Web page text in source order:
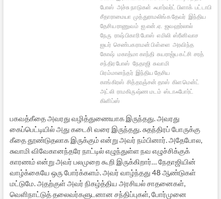
போஸ் அச்சு நாடுகள் ஃபார்வர்ட் பிளாக் பட்டாபி
சீதாராமையா முத்துராமலிங்க தேவர் இந்திய
தேசிய ராணுவம் ஐ.என்.ஏ. ஜவஹர்லால்
நேரு ராஷ் பிகாரி போஸ் எமிலி ஸ்ரீனிவாச
ஐயர் செண்பகராமன் பிள்ளை அரவிந்த
கோஷ் மகாத்மா காந்தி சுயராஜ்ய கட்சி சரத்
சந்திர போஸ் நேதாஜி சுவாமி
பிரம்மானந்தர் இந்திய தேசிய
காங்கிரஸ் சித்தரஞ்சன் தாஸ் கிளமென்ட்
அட்லி ராமகிருஷ்ண மடம் ஸ்டாஃபோர்ட்
கிளிப்ஸ்
பகவத்கீதை அவரது வழித்துணையாக இருந்தது. அவரது
கைப்பெட்டியில் அது கடைசி வரை இருந்தது. சுதந்திரப் போருக்கு
கீதை தூண்டுதலாக இருக்கும் என்று அவர் நம்பினார். அதேபோல,
சுவாமி விவேகானந்தரே நாட்டில் எழுந்துள்ள நவ எழுச்சிக்குக்
காரணம் என்று அவர் பலமுறை கூறி இருக்கிறார்… நேதாஜியின்
வாழ்க்கையே ஒரு போர்க்களம். அவர் வாழ்ந்தது 48 ஆண்டுகள்
மட்டுமே. அதற்குள் அவர் நிகழ்த்திய அரசியல் சாதனைகள்,
வெளிநாட்டுத் தலைவர்களுடனான சந்திப்புகள், போர்முனை